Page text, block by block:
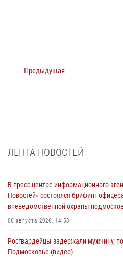
← Предыдущая
ЛЕНТА НОВОСТЕЙ
В пресс-центре информационного
Новостей» состоялся брифинг
вневедомственной охраны
06 августа 2026, 14:58
Росгвардейцы задержали мужчину,
Подмосковье (видео)